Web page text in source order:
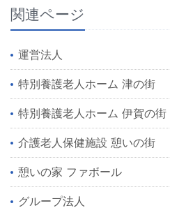
関連ページ
運営法人
特別養護老人ホーム 津の街
特別養護老人ホーム 伊賀の街
介護老人保健施設 憩いの街
憩いの家 ファボール
グループ法人